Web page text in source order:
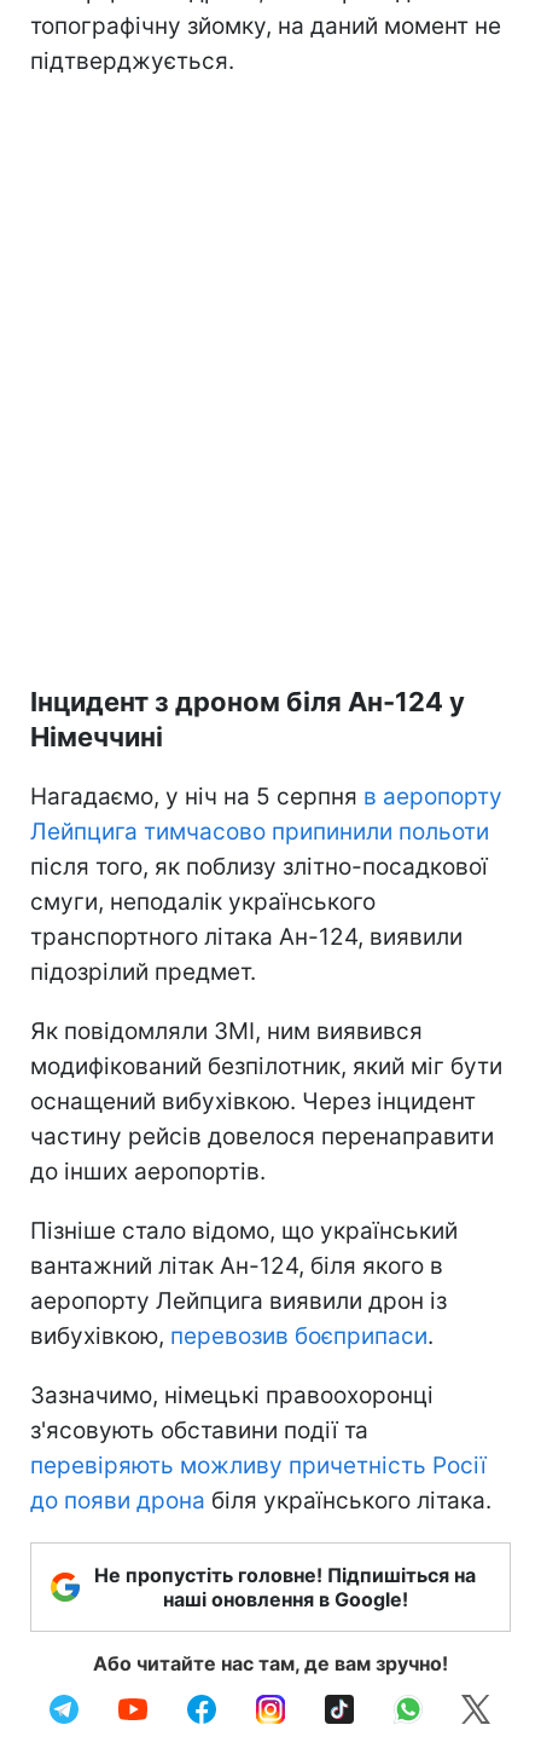
топографічну зйомку, на даний момент не
підтверджується.
Інцидент з дроном біля Ан-124 у
Німеччині
Нагадаємо, у ніч на 5 серпня в аеропорту
Лейпцига тимчасово припинили польоти
після того, як поблизу злітно-посадкової
смуги, неподалік українського
транспортного літака Ан-124, виявили
підозрілий предмет.
Як повідомляли ЗМІ, ним виявився
модифікований безпілотник, який міг бути
оснащений вибухівкою. Через інцидент
частину рейсів довелося перенаправити
до інших аеропортів.
Пізніше стало відомо, що український
вантажний літак Ан-124, біля якого в
аеропорту Лейпцига виявили дрон із
вибухівкою, перевозив боєприпаси.
Зазначимо, німецькі правоохоронці
з'ясовують обставини події та
перевіряють можливу причетність Росії
до появи дрона біля українського літака.
Не пропустіть головне! Підпишіться на
наші оновлення в Google!
Або читайте нас там, де вам зручно!